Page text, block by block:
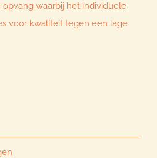
waarbij het individuele
voor kwaliteit tegen een lage